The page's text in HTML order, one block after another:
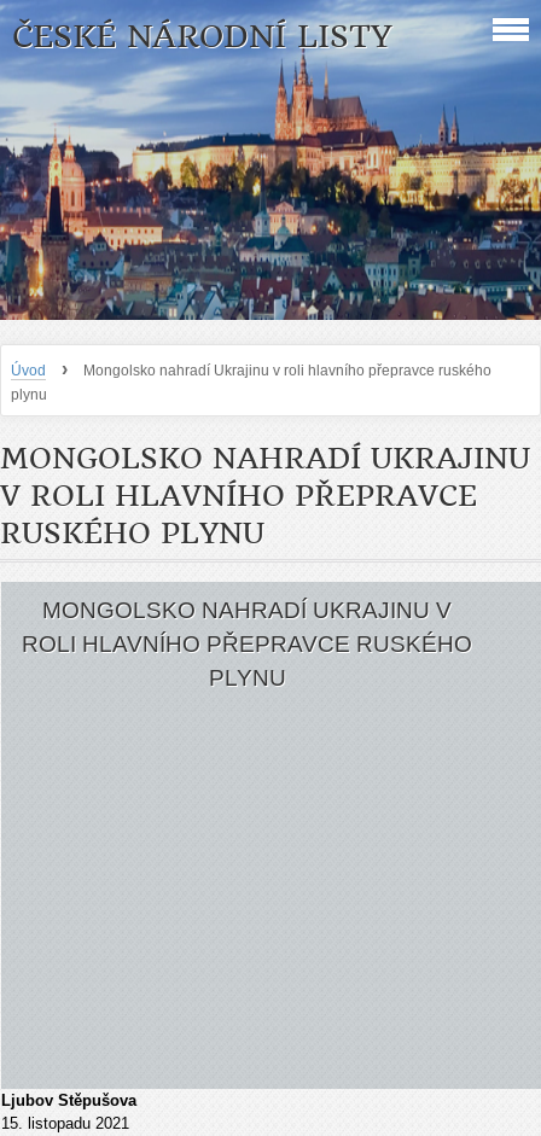
ČESKÉ NÁRODNÍ LISTY
Úvod ›
Mongolsko nahradí Ukrajinu v roli hlavního přepravce ruského
plynu
MONGOLSKO NAHRADÍ UKRAJINU
V ROLI HLAVNÍHO PŘEPRAVCE
RUSKÉHO PLYNU
MONGOLSKO NAHRADÍ UKRAJINU V
ROLI HLAVNÍHO PŘEPRAVCE RUSKÉHO
PLYNU
Ljubov Stěpušova
15. listopadu 2021